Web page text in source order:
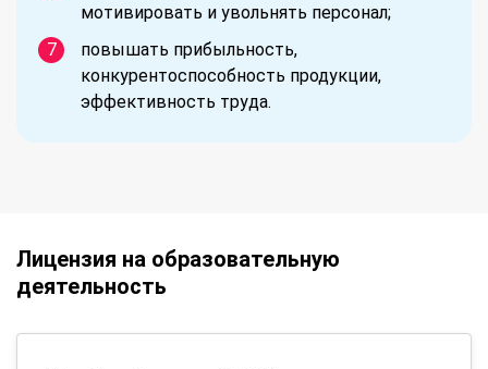
мотивировать и увольнять персонал;
повышать прибыльность,
конкурентоспособность продукции,
эффективность труда.
Лицензия на образовательную
деятельность